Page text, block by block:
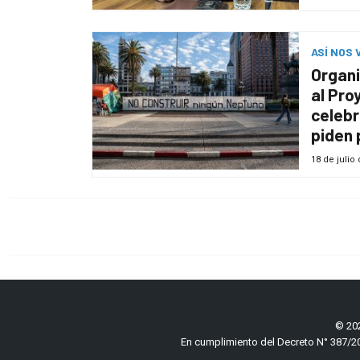
ASÍ NOS
al
piden
del río
18 de julio
©
En cumplimiento del Decreto N° 387/